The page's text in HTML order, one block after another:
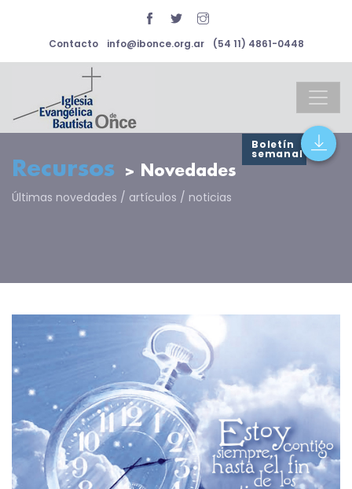
Contacto info@ibonce.org.ar (54 11) 4861-0448
Boletín
semanal
Recursos > Novedades
Últimas novedades / artículos / noticias